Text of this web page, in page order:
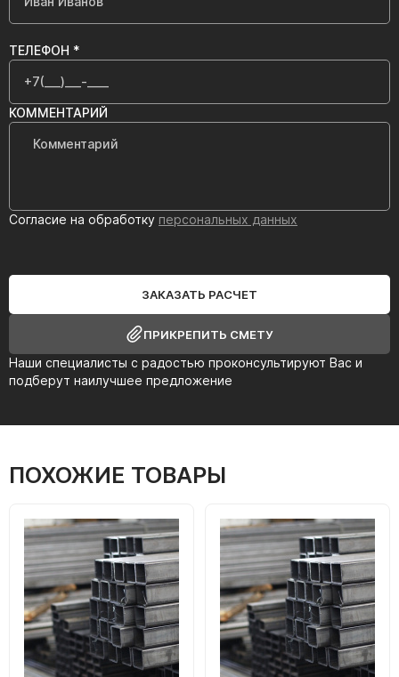
Наши специалисты с радостью проконсультируют Вас и
подберут наилучшее предложение
ТЕЛЕФОН *
КОММЕНТАРИЙ
Согласие на обработку персональных данных
ЗАКАЗАТЬ РАСЧЕТ
ПРИКРЕПИТЬ СМЕТУ
ПОХОЖИЕ ТОВАРЫ